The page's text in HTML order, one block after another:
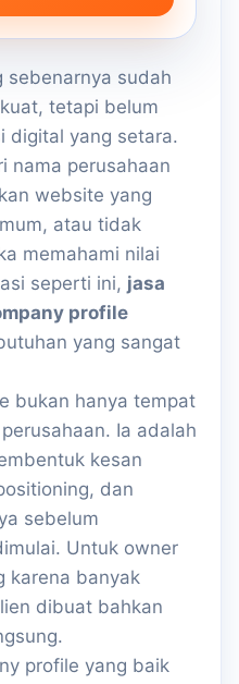
sebenarnya sudah
tetapi belum
digital yang setara.
nama perusahaan
website yang
atau tidak
memahami nilai
seperti ini, jasa
profile
yang sangat
bukan hanya tempat
Ia adalah
kesan
dan
sebelum
Untuk owner
karena banyak
dibuat bahkan
profile yang baik